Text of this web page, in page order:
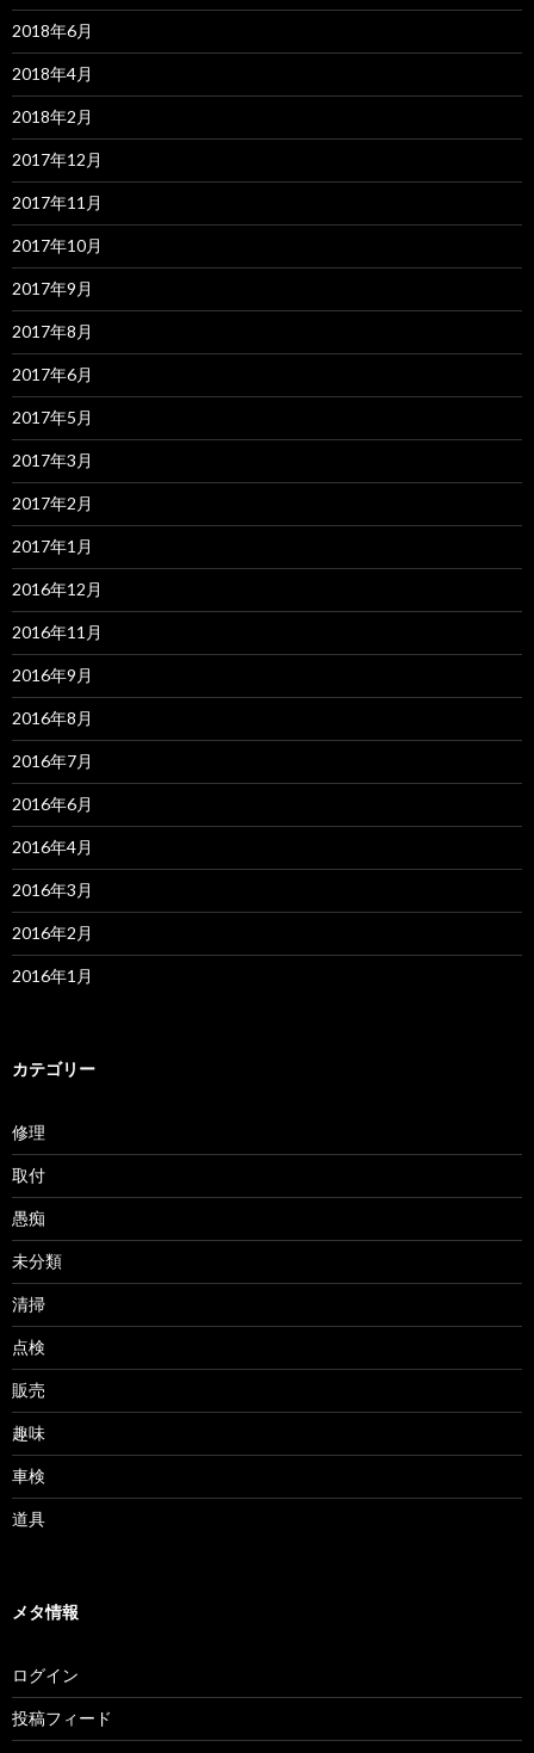
2018年6月
2018年4月
2018年2月
2017年12月
2017年11月
2017年10月
2017年9月
2017年8月
2017年6月
2017年5月
2017年3月
2017年2月
2017年1月
2016年12月
2016年11月
2016年9月
2016年8月
2016年7月
2016年6月
2016年4月
2016年3月
2016年2月
2016年1月
カテゴリー
修理
取付
愚痴
未分類
清掃
点検
販売
趣味
車検
道具
メタ情報
ログイン
投稿フィード